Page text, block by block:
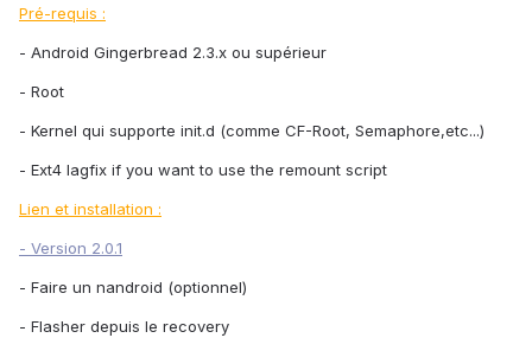
Pré-requis :
- Android Gingerbread 2.3.x ou supérieur
- Root
- Kernel qui supporte init.d (comme CF-Root, Semaphore,etc...)
- Ext4 lagfix if you want to use the remount script
Lien et installation :
- Version 2.0.1
- Faire un nandroid (optionnel)
- Flasher depuis le recovery